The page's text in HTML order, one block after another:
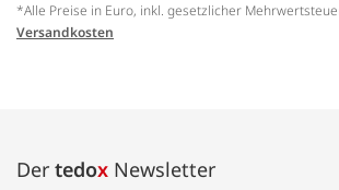
*Alle Preise in Euro, inkl. gesetzlicher
Versandkosten
Der tedox Newsletter